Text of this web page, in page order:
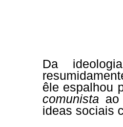
Da
êle espalhou
comunista
ideas sociais